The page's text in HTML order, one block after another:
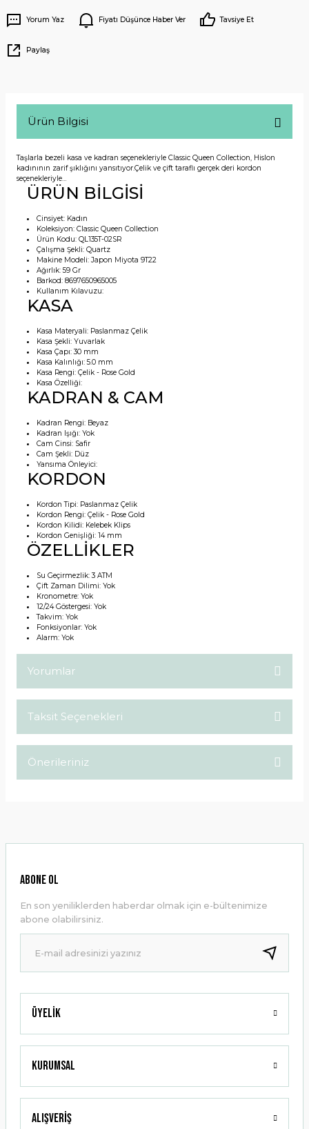
Yorum Yaz Fiyatı Düşünce Haber Ver Tavsiye Et
Paylaş
Ürün Bilgisi
Taşlarla bezeli kasa ve kadran seçenekleriyle Classic Queen Collection, Hislon
kadınının zarif şıklığını yansıtıyor.Çelik ve çift taraflı gerçek deri kordon
seçenekleriyle…
ÜRÜN BİLGİSİ
Cinsiyet: Kadın
Koleksiyon:Classic Queen Collection
Ürün Kodu:QL135T-02SR
Çalışma Şekli:Quartz
Makine Modeli:Japon Miyota 9T22
Ağırlık:59 Gr
Barkod:8697650965005
Kullanım Kılavuzu:
KASA
Kasa Materyali: Paslanmaz Çelik
Kasa Şekli:Yuvarlak
Kasa Çapı:30 mm
Kasa Kalınlığı:5.0 mm
Kasa Rengi:Çelik - Rose Gold
Kasa Özelliği:
KADRAN & CAM
Kadran Rengi: Beyaz
Kadran Işığı:Yok
Cam Cinsi: Safir
Cam Şekli: Düz
Yansıma Önleyici:
KORDON
Kordon Tipi: Paslanmaz Çelik
Kordon Rengi:Çelik - Rose Gold
Kordon Kilidi: Kelebek Klips
Kordon Genişliği:14 mm
ÖZELLİKLER
Su Geçirmezlik:3 ATM
Çift Zaman Dilimi:Yok
Kronometre:Yok
12/24 Göstergesi:Yok
Takvim:Yok
Fonksiyonlar:Yok
Alarm:Yok
Yorumlar
Taksit Seçenekleri
Önerileriniz
Ürün resmi kalitesiz, bozuk veya görüntülenemiyor.
Ürün bilgilerinde hatalar bulunuyor.
Ürün fiyatı diğer sitelerden daha pahalı.
Bu ürüne benzer farklı alternatifler olmalı.
Gönder
Üyelik
Kurumsal
Alışveriş
ABONE OL
En son yeniliklerden haberdar olmak için e-bültenimize
abone olabilirsiniz.